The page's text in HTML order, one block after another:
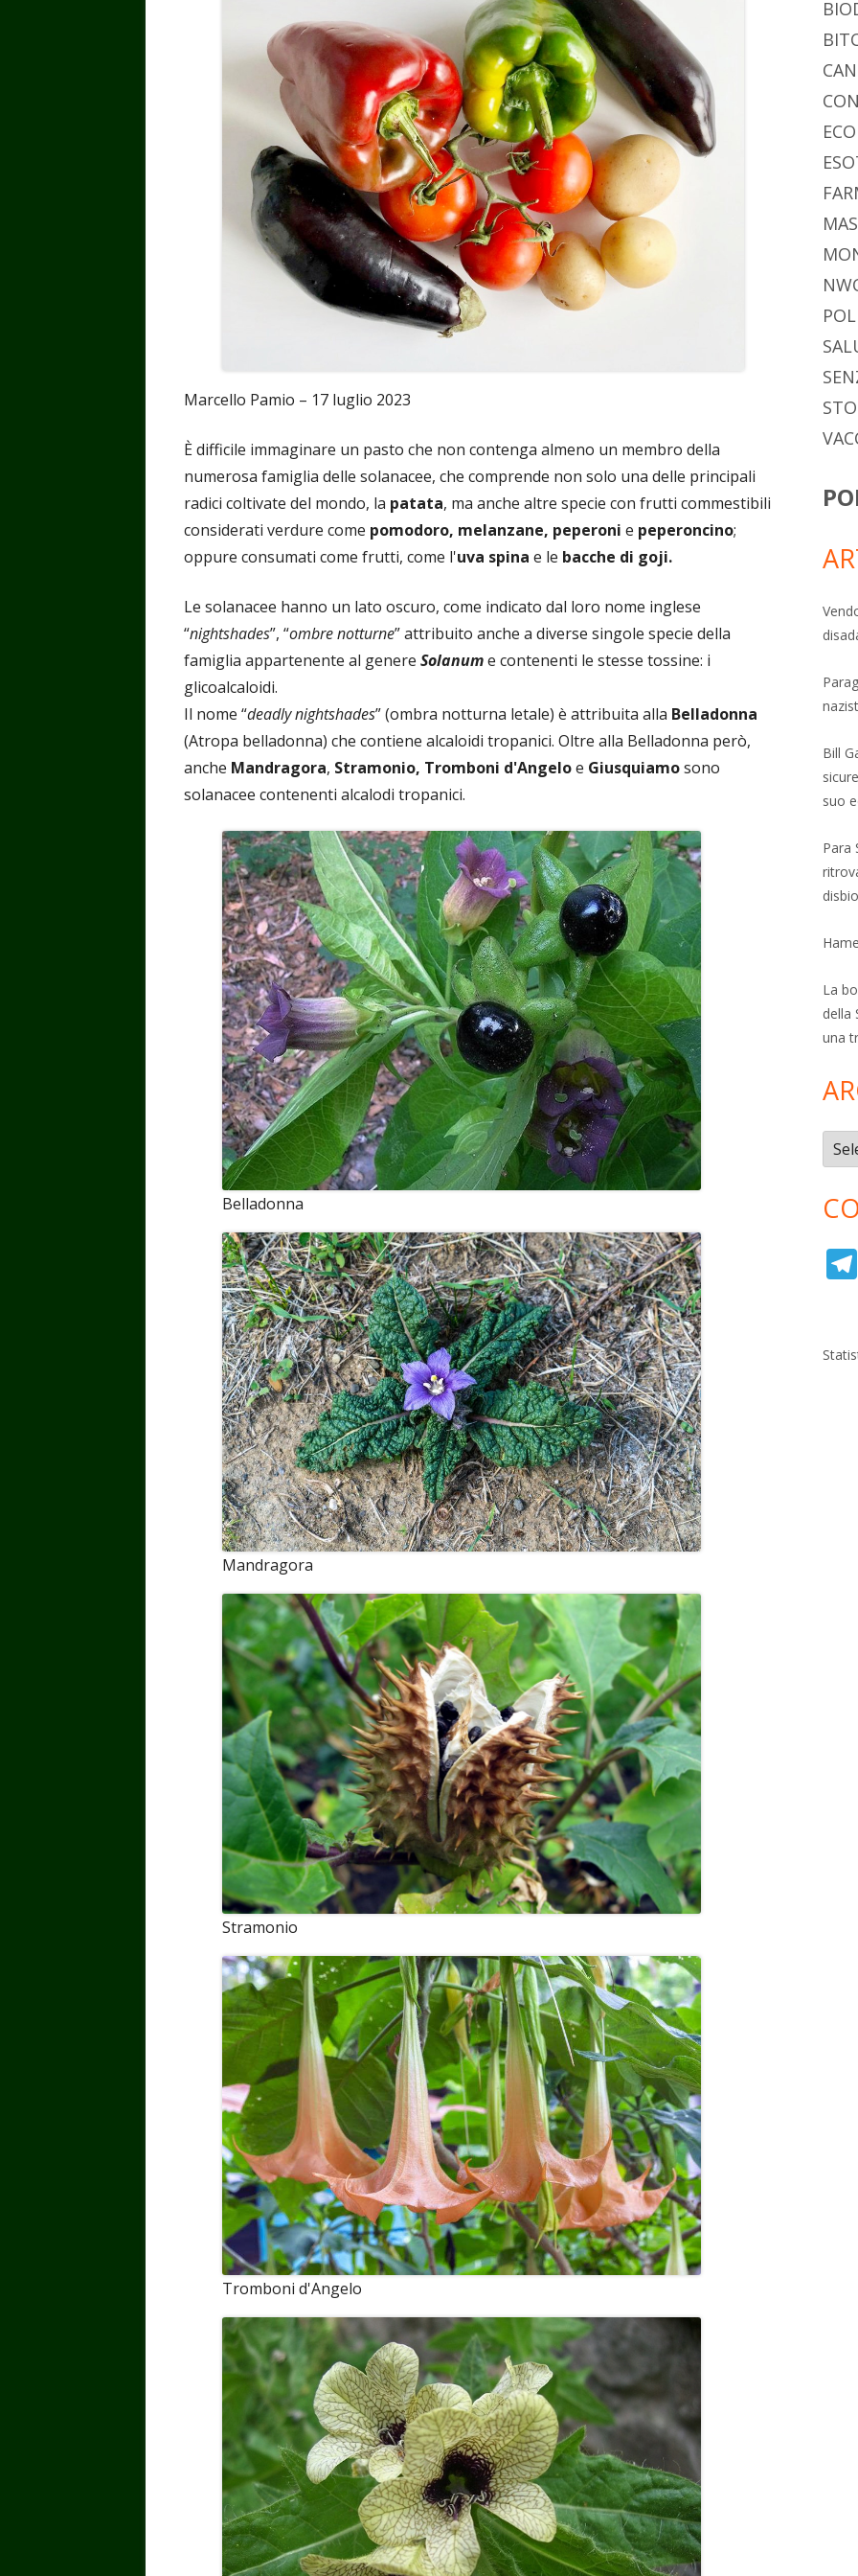
Marcello Pamio – 17 luglio 2023
È difficile immaginare un pasto che non contenga almeno un membro della
numerosa famiglia delle solanacee, che comprende non solo una delle principali
radici coltivate del mondo, la patata, ma anche altre specie con frutti commestibili
considerati verdure come pomodoro, melanzane, peperoni e peperoncino;
oppure consumati come frutti, come l'uva spina e le bacche di goji.
Le solanacee hanno un lato oscuro, come indicato dal loro nome inglese
“nightshades”, “ombre notturne” attribuito anche a diverse singole specie della
famiglia appartenente al genere Solanume contenenti le stesse tossine: i
glicoalcaloidi.
Il nome “deadly nightshades” (ombra notturna letale) è attribuita alla Belladonna
(Atropa belladonna) che contiene alcaloidi tropanici. Oltre alla Belladonna però,
anche Mandragora, Stramonio, Tromboni d'Angeloe Giusquiamosono
solanacee contenenti alcalodi tropanici.
Belladonna
Mandragora
Stramonio
Tromboni d'Angelo
Bill
suo
Para
La
della
una